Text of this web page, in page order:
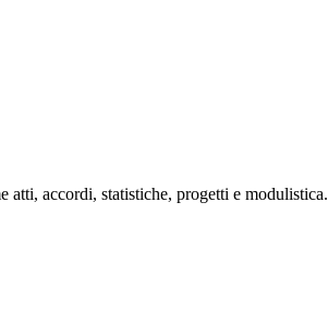
atti, accordi, statistiche, progetti e modulistica.